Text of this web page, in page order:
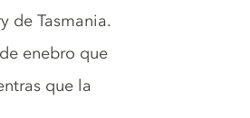
de Tasmania.
enebro que
que la